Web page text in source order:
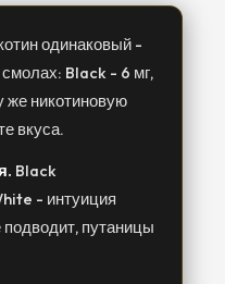
одинаковый -
смолах: Black - 6 мг,
же никотиновую
вкуса.
Black
- интуиция
подводит, путаницы